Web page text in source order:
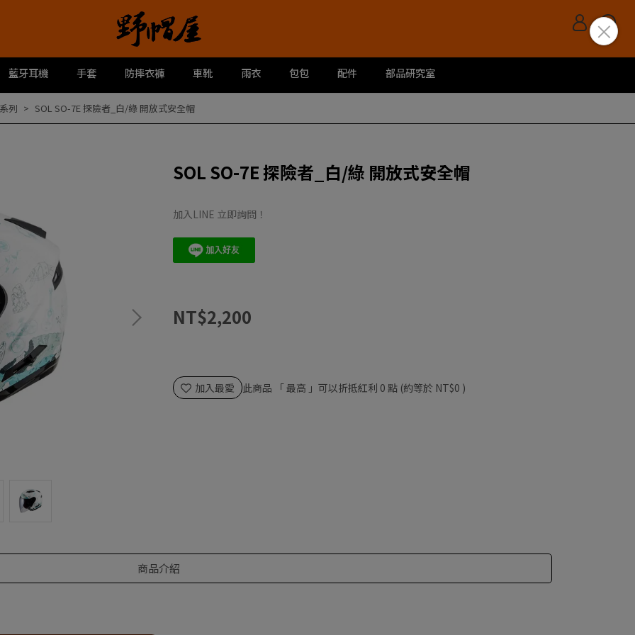
藍牙耳機 手套 防摔衣褲 車靴 雨衣 包包 配件 部品研究室
列 SOL SO-7E 探險者_白/綠 開放式安全帽
SOL SO-7E 探險者_白/綠 開放式安全帽
加入LINE 立即詢問！
NT$2,200
加入最愛 此商品 「 最高 」可以折抵紅利 0 點 (約等於 NT$0 )
商品介紹